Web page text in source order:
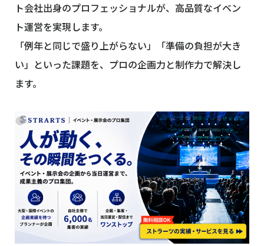
ト会社出身のプロフェッショナルが、高品質なイベン
ト運営を実現します。
「例年と同じで盛り上がらない」「準備の負担が大き
い」といった課題を、プロの企画力と制作力で解決し
ます。